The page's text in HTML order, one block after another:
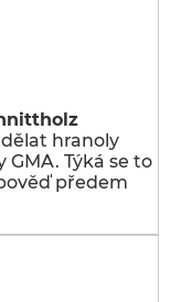
hranoly
GMA. Týká se to
předem